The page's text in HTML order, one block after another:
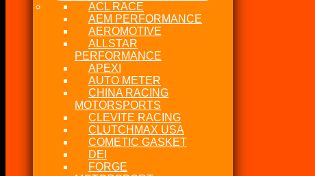
ACL RACE
AEM PERFORMANCE
AEROMOTIVE
ALLSTAR
PERFORMANCE
APEXI
AUTO METER
CHINA RACING
MOTORSPORTS
CLEVITE RACING
CLUTCHMAX USA
COMETIC GASKET
DEI
FORGE